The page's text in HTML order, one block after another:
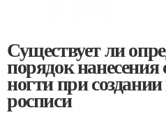
Существует ли
порядок
ногти при
росписи